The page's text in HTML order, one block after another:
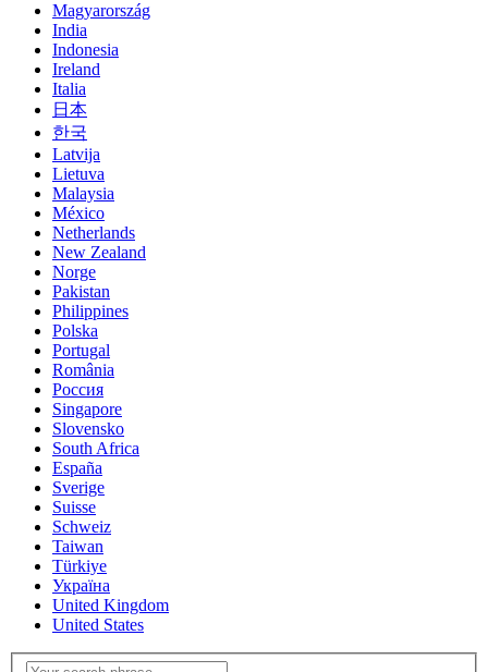
Magyarország
India
Indonesia
Ireland
Italia
日本
한국
Latvija
Lietuva
Malaysia
México
Netherlands
New Zealand
Norge
Pakistan
Philippines
Polska
Portugal
România
Россия
Singapore
Slovensko
South Africa
España
Sverige
Suisse
Schweiz
Taiwan
Türkiye
Україна
United Kingdom
United States